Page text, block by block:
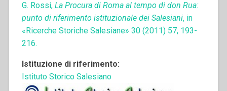
G. Rossi, La Procura di Roma al tempo di don Rua:
punto di riferimento istituzionale dei Salesiani, in
«Ricerche Storiche Salesiane» 30 (2011) 57, 193-
216.
Istituzione di riferimento:
Istituto Storico Salesiano